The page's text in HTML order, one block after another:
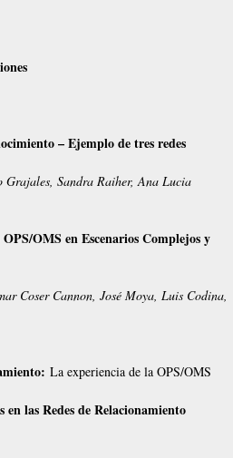
– Ejemplo de tres redes
Grajales, Sandra Raiher, Ana Lucia
OMS en Escenarios Complejos y
Coser Cannon, José Moya, Luis Codina,
La experiencia de la OPS/OMS
las Redes de Relacionamiento